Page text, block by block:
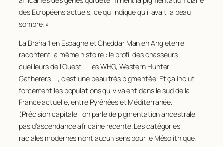
des Européens actuels, ce qui indique qu’il avait la peau
sombre. »
La Braña 1 en Espagne et Cheddar Man en Angleterre
racontent la même histoire : le profil des chasseurs-
cueilleurs de l’Ouest — les WHG, Western Hunter-
Gatherers—, c’est une peau très pigmentée. Et ça inclut
forcément les populations qui vivaient dans le sud de la
France actuelle, entre Pyrénées et Méditerranée.
(Précision capitale : on parle de pigmentation ancestrale,
pas d’ascendance africaine récente. Les catégories
raciales modernes n’ont aucun sens pour le Mésolithique.